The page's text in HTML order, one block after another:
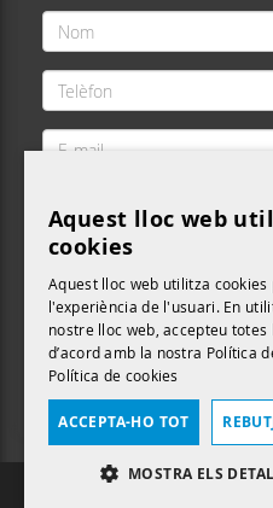
Nom
*
Telèfon
*
E-
Política
Validació
Enviar
Aquest lloc web
cookies
Aquest lloc web utilitza
l'experiència de l'usuari. En
nostre lloc web, accepteu totes
d’acord amb la nostra Política
Política de cookies
ACCEPTA-HO TOT
MOSTRA ELS